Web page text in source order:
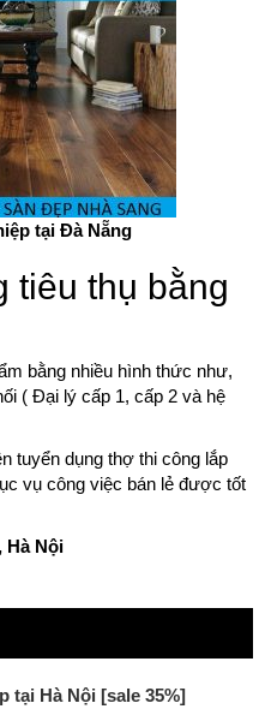
tại Đà Nẵng
tiêu thụ bằng
bằng nhiều hình thức như,
( Đại lý cấp 1, cấp 2 và hệ
tuyển dụng thợ thi công lắp
vụ công việc bán lẻ được tốt
Hà Nội
tại Hà Nội [sale 35%]